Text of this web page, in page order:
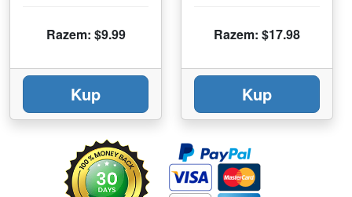
Razem: $9.99
Kup
Razem: $17.98
Kup